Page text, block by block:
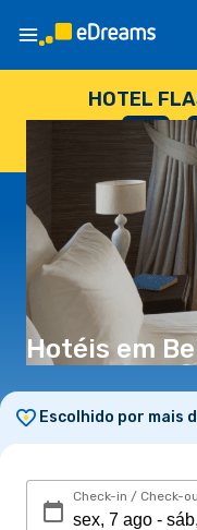
HOTEL
--
DIAS
:
Hotéis em
Escolhido por mais
Check-in / Check-